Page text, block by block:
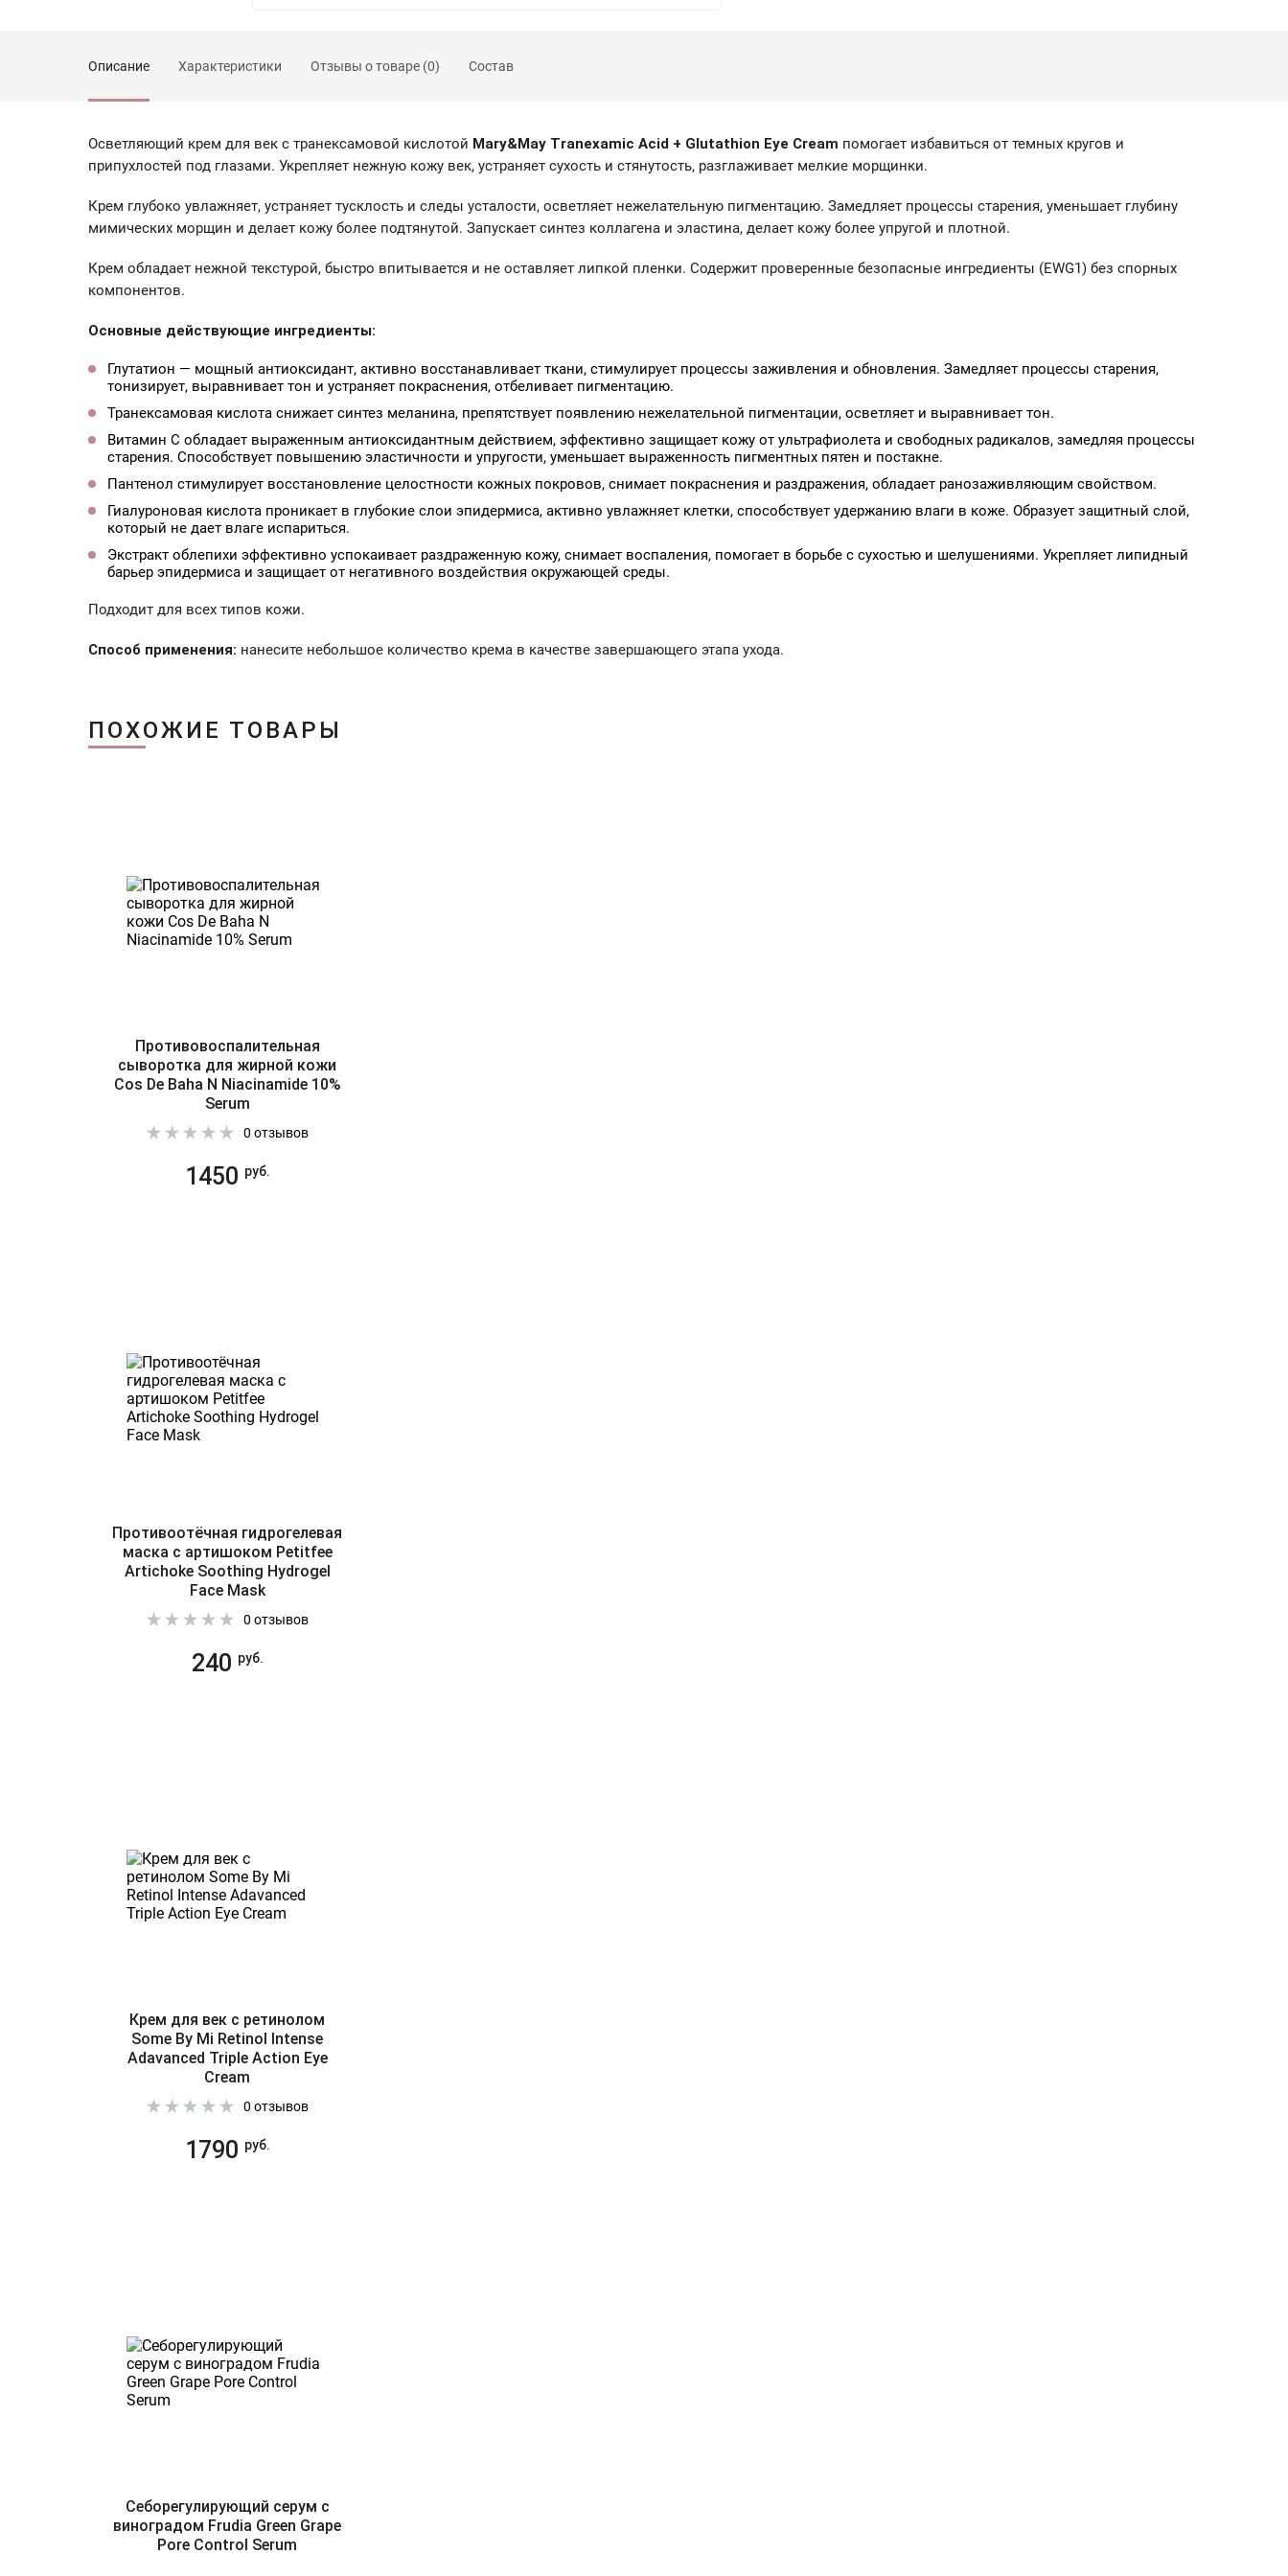
Описание Характеристики Отзывы о товаре (0) Состав
Осветляющий крем для век с транексамовой кислотой Mary&May Tranexamic Acid + Glutathion Eye Cream помогает избавиться от темных кругов и
припухлостей под глазами. Укрепляет нежную кожу век, устраняет сухость и стянутость, разглаживает мелкие морщинки.
Крем глубоко увлажняет, устраняет тусклость и следы усталости, осветляет нежелательную пигментацию. Замедляет процессы старения, уменьшает глубину
мимических морщин и делает кожу более подтянутой. Запускает синтез коллагена и эластина, делает кожу более упругой и плотной.
Крем обладает нежной текстурой, быстро впитывается и не оставляет липкой пленки. Содержит проверенные безопасные ингредиенты (EWG1) без спорных
компонентов.
Основные действующие ингредиенты:
Глутатион — мощный антиоксидант, активно восстанавливает ткани, стимулирует процессы заживления и обновления. Замедляет процессы старения,
тонизирует, выравнивает тон и устраняет покраснения, отбеливает пигментацию.
Транексамовая кислота снижает синтез меланина, препятствует появлению нежелательной пигментации, осветляет и выравнивает тон.
Витамин С обладает выраженным антиоксидантным действием, эффективно защищает кожу от ультрафиолета и свободных радикалов, замедляя процессы
старения. Способствует повышению эластичности и упругости, уменьшает выраженность пигментных пятен и постакне.
Пантенол стимулирует восстановление целостности кожных покровов, снимает покраснения и раздражения, обладает ранозаживляющим свойством.
Гиалуроновая кислота проникает в глубокие слои эпидермиса, активно увлажняет клетки, способствует удержанию влаги в коже. Образует защитный слой,
который не дает влаге испариться.
Экстракт облепихи эффективно успокаивает раздраженную кожу, снимает воспаления, помогает в борьбе с сухостью и шелушениями. Укрепляет липидный
барьер эпидермиса и защищает от негативного воздействия окружающей среды.
Подходит для всех типов кожи.
Способ применения: нанесите небольшое количество крема в качестве завершающего этапа ухода.
ХАРАКТЕРИСТИКИ
ПОХОЖИЕ ТОВАРЫ
Противовоспалительная
сыворотка для жирной кожи
Cos De Baha N Niacinamide 10%
Serum
0 отзывов
1450 руб.
Противоотёчная гидрогелевая
маска с артишоком Petitfee
Artichoke Soothing Hydrogel
Face Mask
0 отзывов
240 руб.
Крем для век с ретинолом
Some By Mi Retinol Intense
Adavanced Triple Action Eye
Cream
0 отзывов
1790 руб.
Себорегулирующий серум с
виноградом Frudia Green Grape
Pore Control Serum